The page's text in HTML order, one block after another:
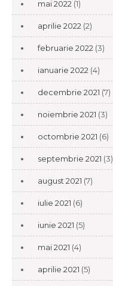
mai 2022 (1)
aprilie 2022 (2)
februarie 2022 (3)
ianuarie 2022 (4)
decembrie 2021 (7)
noiembrie 2021 (3)
octombrie 2021 (6)
septembrie 2021 (3)
august 2021 (7)
iulie 2021 (6)
iunie 2021 (5)
mai 2021 (4)
aprilie 2021 (5)